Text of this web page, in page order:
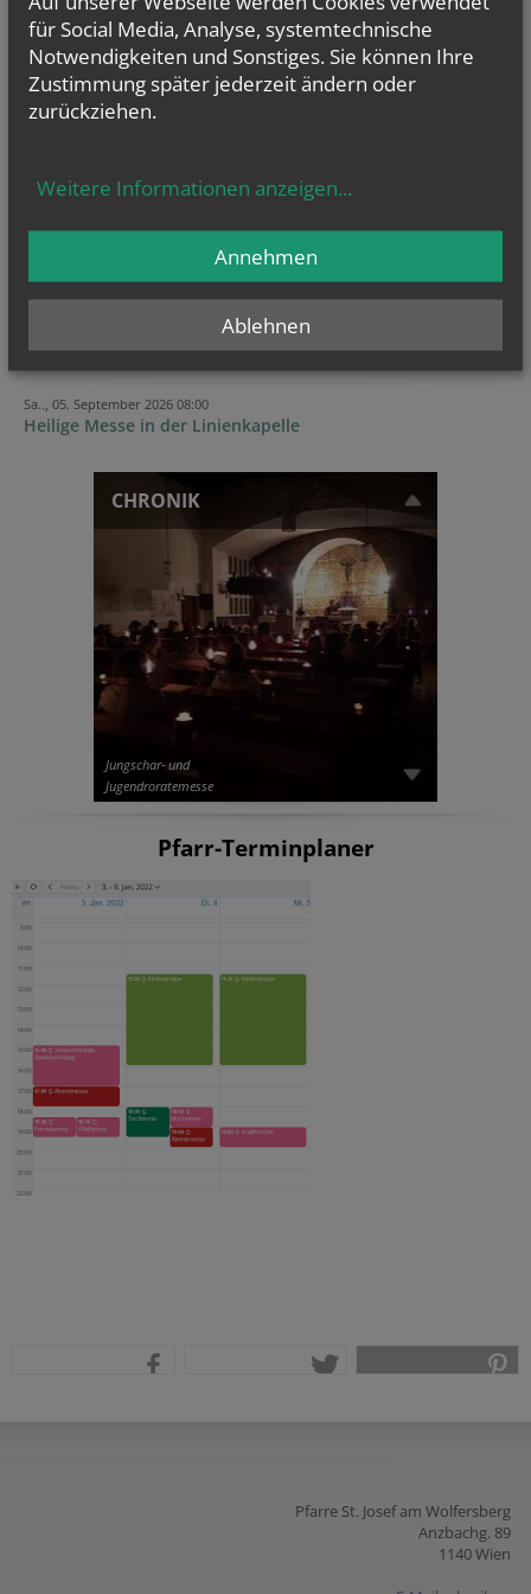
TERMINE
Maria Himmelfahrt, 8:00 Hl. Messe, 9:15...
Sa.., 05. September 2026 08:00
Heilige Messe in der Linienkapelle
CHRONIK
Jungschar- und
Jugendroratemesse
Pfarr-Terminplaner
Pfarre St. Josef am Wolfersberg
Anzbachg. 89
1140 Wien
für Social Media, Analyse, systemtechnische
Notwendigkeiten und Sonstiges. Sie können Ihre
Zustimmung später jederzeit ändern oder
zurückziehen.
Weitere Informationen anzeigen...
Ablehnen
Annehmen